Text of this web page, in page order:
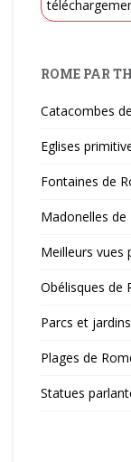
ROME PAR
Catacombes
Eglises
Fontaines de
Madonelles de
Meilleurs vues
Obélisques de
Parcs et
Plages de
Statues